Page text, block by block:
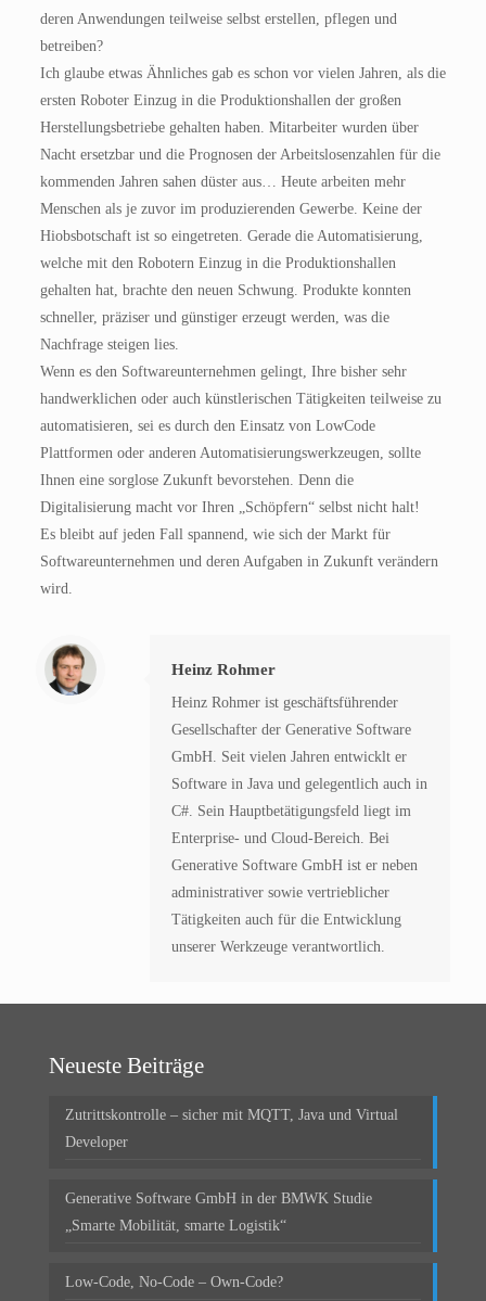
deren Anwendungen teilweise selbst erstellen, pflegen und
betreiben?
Ich glaube etwas Ähnliches gab es schon vor vielen Jahren, als die
ersten Roboter Einzug in die Produktionshallen der großen
Herstellungsbetriebe gehalten haben. Mitarbeiter wurden über
Nacht ersetzbar und die Prognosen der Arbeitslosenzahlen für die
kommenden Jahren sahen düster aus… Heute arbeiten mehr
Menschen als je zuvor im produzierenden Gewerbe. Keine der
Hiobsbotschaft ist so eingetreten. Gerade die Automatisierung,
welche mit den Robotern Einzug in die Produktionshallen
gehalten hat, brachte den neuen Schwung. Produkte konnten
schneller, präziser und günstiger erzeugt werden, was die
Nachfrage steigen lies.
Wenn es den Softwareunternehmen gelingt, Ihre bisher sehr
handwerklichen oder auch künstlerischen Tätigkeiten teilweise zu
automatisieren, sei es durch den Einsatz von LowCode
Plattformen oder anderen Automatisierungswerkzeugen, sollte
Ihnen eine sorglose Zukunft bevorstehen. Denn die
Digitalisierung macht vor Ihren „Schöpfern“ selbst nicht halt!
Es bleibt auf jeden Fall spannend, wie sich der Markt für
Softwareunternehmen und deren Aufgaben in Zukunft verändern
wird.
Heinz Rohmer
Heinz Rohmer ist geschäftsführender
Gesellschafter der Generative Software
GmbH. Seit vielen Jahren entwicklt er
Software in Java und gelegentlich auch in
C#. Sein Hauptbetätigungsfeld liegt im
Enterprise- und Cloud-Bereich. Bei
Generative Software GmbH ist er neben
administrativer sowie vertrieblicher
Tätigkeiten auch für die Entwicklung
unserer Werkzeuge verantwortlich.
Neueste Beiträge
Zutrittskontrolle – sicher mit MQTT, Java und Virtual
Developer
Generative Software GmbH in der BMWK Studie
„Smarte Mobilität, smarte Logistik“
Low-Code, No-Code – Own-Code?